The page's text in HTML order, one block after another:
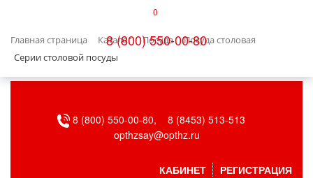
0
8 (800) 550-00-80
Главная страница Каталог Посуда
Посуда столовая
Серии столовой посуды
БЫТОВАЯ ТЕХНИКА
ВЕНТИЛЯЦИЯ8 (800) 550-00-80,
8 (8453) 513-513
opthzsay@opthz.ru
КАБИНЕТ РЕГИСТРАЦИЯ